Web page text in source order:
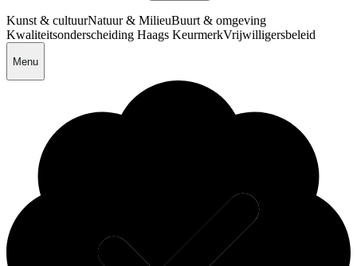
Kunst & cultuurNatuur & MilieuBuurt & omgeving
Kwaliteitsonderscheiding Haags KeurmerkVrijwilligersbeleid
Menu